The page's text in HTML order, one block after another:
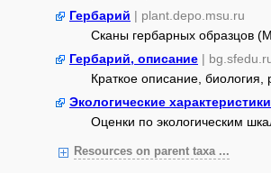
Гербарий | plant.depo.msu.ru
Сканы гербарных образцов
Гербарий, описание |
Краткое описание, биология,
Экологические характеристики
Оценки по экологическим
Resources on parent taxa ...